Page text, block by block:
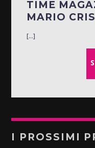
TIME
MARIO
[...]
I PROSSIMI